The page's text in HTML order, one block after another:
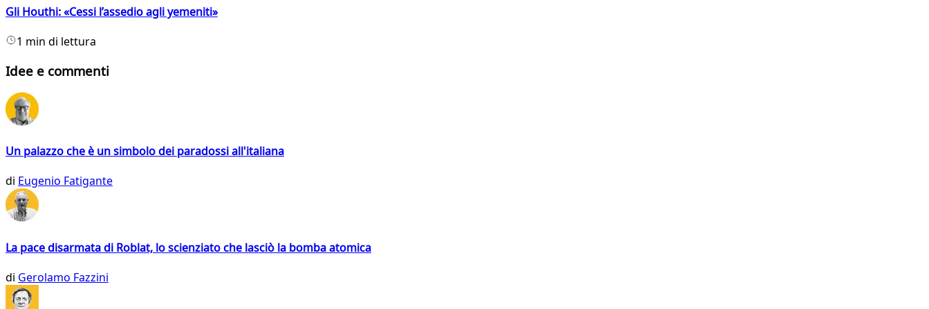
Gli Houthi: «Cessi l’assedio agli yemeniti»
1 min di lettura
Idee e commenti
Un palazzo che è un simbolo dei paradossi all'italiana
di Eugenio Fatigante
La pace disarmata di Roblat, lo scienziato che lasciò la bomba atomica
di Gerolamo Fazzini